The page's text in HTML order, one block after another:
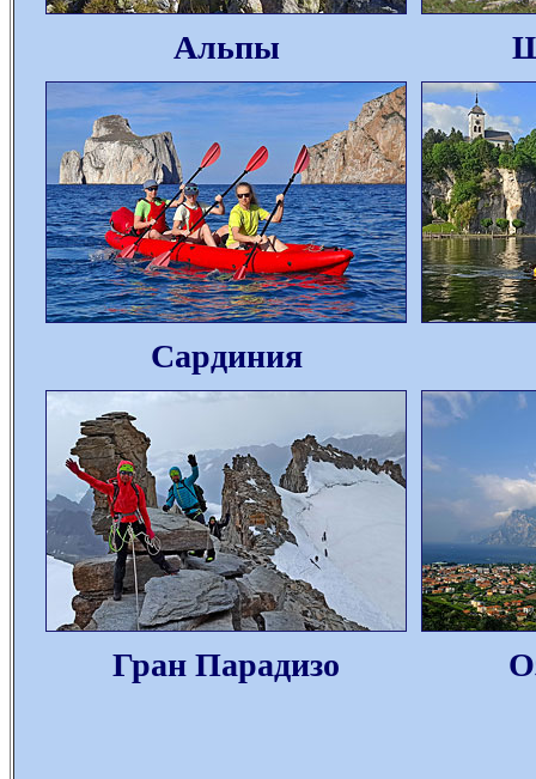
Альпы
Сардиния
Гран Парадизо